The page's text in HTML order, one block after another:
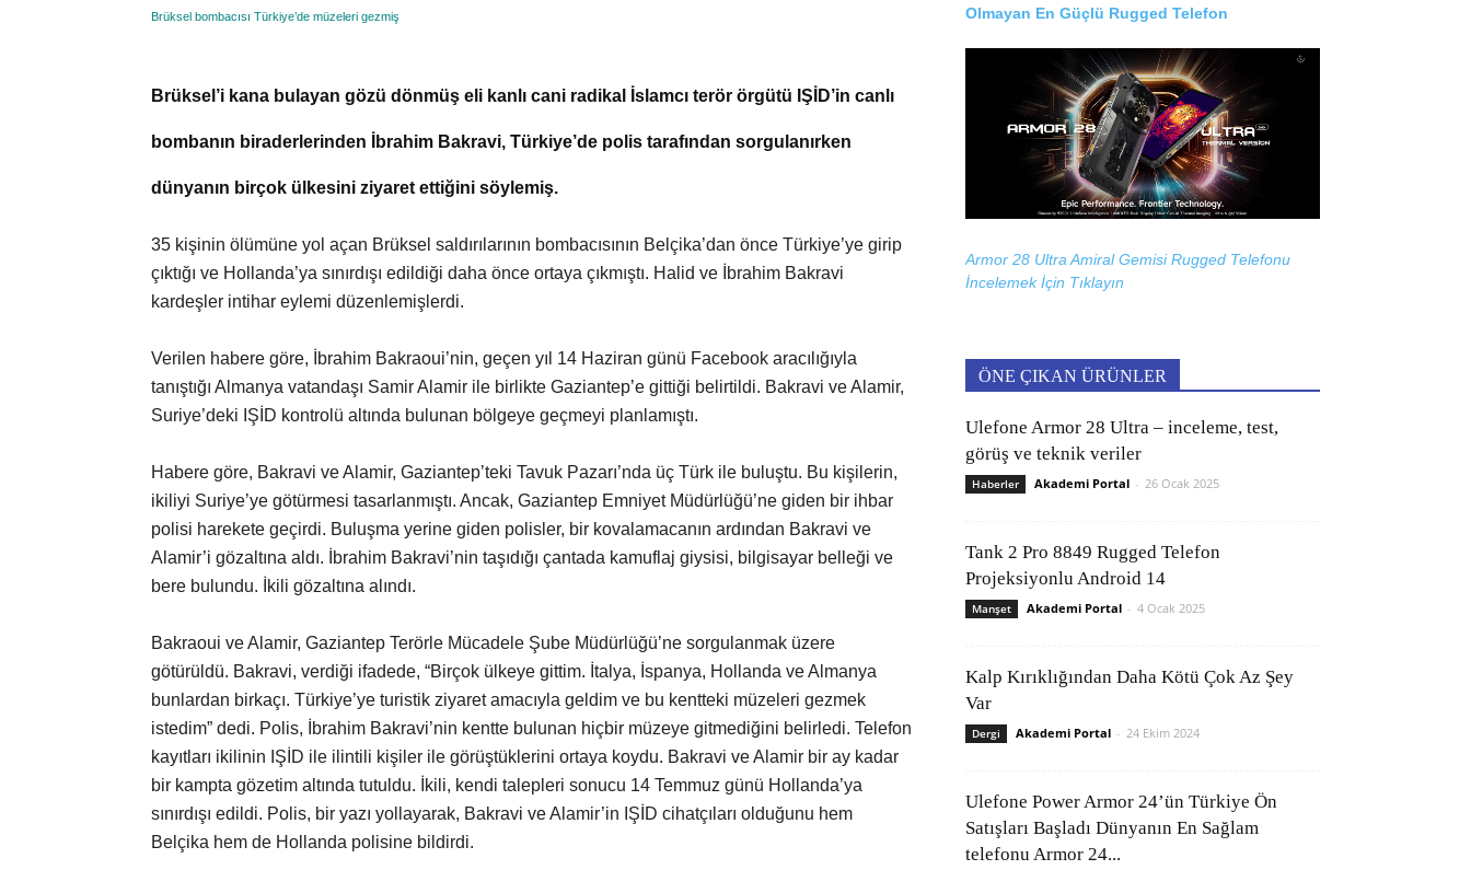
Brüksel bombacısı Türkiye’de müzeleri gezmiş
Brüksel’i kana bulayan gözü dönmüş eli kanlı cani radikal İslamcı terör örgütü IŞİD’in canlı
bombanın biraderlerinden İbrahim Bakravi, Türkiye’de polis tarafından sorgulanırken
dünyanın birçok ülkesini ziyaret ettiğini söylemiş.
35 kişinin ölümüne yol açan Brüksel saldırılarının bombacısının Belçika’dan önce Türkiye’ye girip
çıktığı ve Hollanda’ya sınırdışı edildiği daha önce ortaya çıkmıştı. Halid ve İbrahim Bakravi
kardeşler intihar eylemi düzenlemişlerdi.
Verilen habere göre, İbrahim Bakraoui’nin, geçen yıl 14 Haziran günü Facebook aracılığıyla
tanıştığı Almanya vatandaşı Samir Alamir ile birlikte Gaziantep’e gittiği belirtildi. Bakravi ve Alamir,
Suriye’deki IŞİD kontrolü altında bulunan bölgeye geçmeyi planlamıştı.
Habere göre, Bakravi ve Alamir, Gaziantep’teki Tavuk Pazarı’nda üç Türk ile buluştu. Bu kişilerin,
ikiliyi Suriye’ye götürmesi tasarlanmıştı. Ancak, Gaziantep Emniyet Müdürlüğü’ne giden bir ihbar
polisi harekete geçirdi. Buluşma yerine giden polisler, bir kovalamacanın ardından Bakravi ve
Alamir’i gözaltına aldı. İbrahim Bakravi’nin taşıdığı çantada kamuflaj giysisi, bilgisayar belleği ve
bere bulundu. İkili gözaltına alındı.
Bakraoui ve Alamir, Gaziantep Terörle Mücadele Şube Müdürlüğü’ne sorgulanmak üzere
götürüldü. Bakravi, verdiği ifadede, “Birçok ülkeye gittim. İtalya, İspanya, Hollanda ve Almanya
bunlardan birkaçı. Türkiye’ye turistik ziyaret amacıyla geldim ve bu kentteki müzeleri gezmek
istedim” dedi. Polis, İbrahim Bakravi’nin kentte bulunan hiçbir müzeye gitmediğini belirledi. Telefon
kayıtları ikilinin IŞİD ile ilintili kişiler ile görüştüklerini ortaya koydu. Bakravi ve Alamir bir ay kadar
bir kampta gözetim altında tutuldu. İkili, kendi talepleri sonucu 14 Temmuz günü Hollanda’ya
sınırdışı edildi. Polis, bir yazı yollayarak, Bakravi ve Alamir’in IŞİD cihatçıları olduğunu hem
Belçika hem de Hollanda polisine bildirdi.
Olmayan En Güçlü Rugged Telefon
Armor 28 Ultra Amiral Gemisi Rugged Telefonu
İncelemek İçin Tıklayın
ÖNE ÇIKAN ÜRÜNLER
Ulefone Armor 28 Ultra – inceleme, test,
görüş ve teknik veriler
Haberler Akademi Portal - 26 Ocak 2025
Tank 2 Pro 8849 Rugged Telefon
Projeksiyonlu Android 14
Manşet Akademi Portal - 4 Ocak 2025
Kalp Kırıklığından Daha Kötü Çok Az Şey
Var
Dergi Akademi Portal - 24 Ekim 2024
Ulefone Power Armor 24’ün Türkiye Ön
Satışları Başladı Dünyanın En Sağlam
telefonu Armor 24...